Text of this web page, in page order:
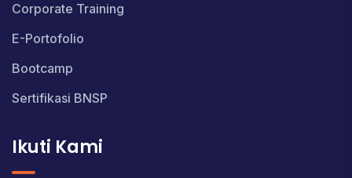
Corporate Training
E-Portofolio
Bootcamp
Sertifikasi BNSP
Ikuti Kami